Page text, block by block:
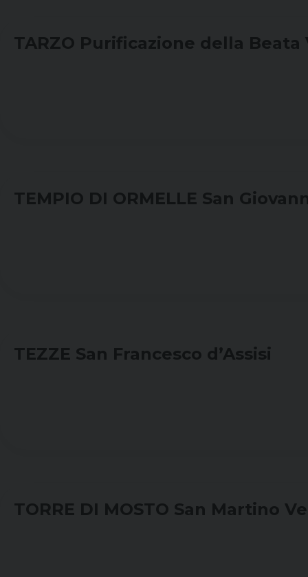
TARZO Purificazione della Beata
TEMPIO DI ORMELLE San
TEZZE San Francesco d’Assisi
TORRE DI MOSTO San Martino